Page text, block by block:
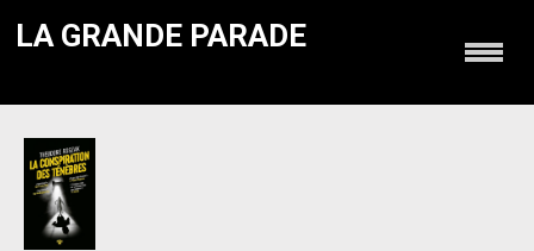
LA GRANDE PARADE